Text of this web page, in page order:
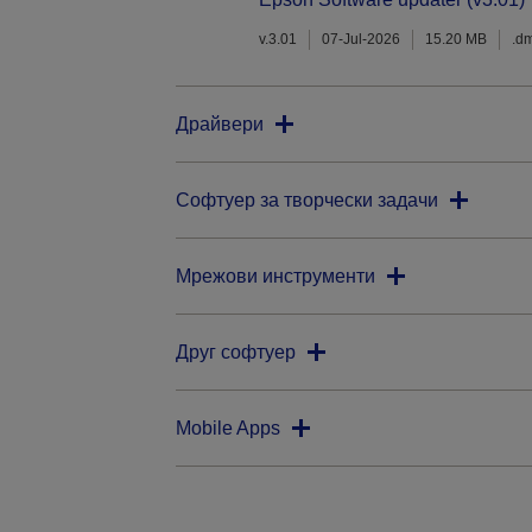
v.3.01 07-Jul-2026 15.20 MB
Драйвери
Софтуер за творчески задачи
Мрежови инструменти
Друг софтуер
Mobile Apps